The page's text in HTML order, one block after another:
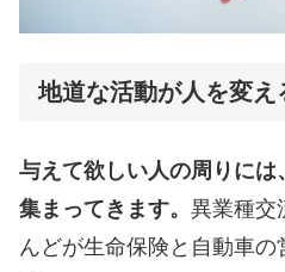
地道な活動が人を変え
与えて欲しい人の周りには
集まってきます。 異業種交
んどが生命保険と自動車の